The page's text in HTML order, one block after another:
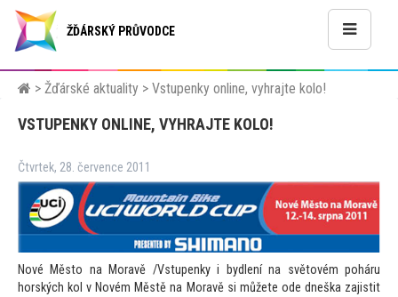
ŽĎÁRSKÝ PRŮVODCE
> Žďárské aktuality > Vstupenky online, vyhrajte kolo!
VSTUPENKY ONLINE, VYHRAJTE KOLO!
Čtvrtek, 28. července 2011
Nové Město na Moravě /Vstupenky i bydlení na světovém poháru
horských kol v Novém Městě na Moravě si můžete ode dneška zajistit